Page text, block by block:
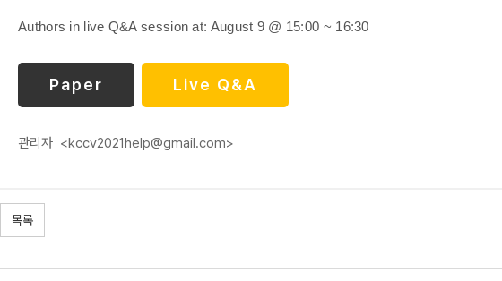
Authors in live Q&A session at: August 9 @ 15:00 ~ 16:30
Paper Live Q&A
관리자 <kccv2021help@gmail.com>
목록